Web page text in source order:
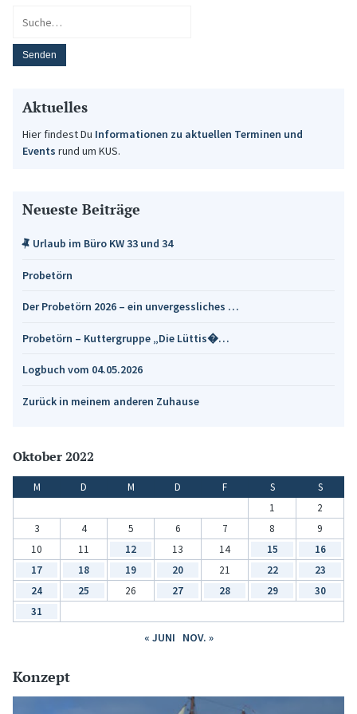
Aktuelles
Hier findest Du Informationen zu aktuellen Terminen und
Events rund um KUS.
Neueste Beiträge
Urlaub im Büro KW 33 und 34
Probetörn
Der Probetörn 2026 – ein unvergessliches …
Probetörn – Kuttergruppe „Die Lüttis�…
Logbuch vom 04.05.2026
Zurück in meinem anderen Zuhause
Oktober 2022
M D M D F S
S
1
2
3
4 5 6 7 8
9
10
11 12 13 14 15
16
17
18 19 20 21 22
23
24
25 26 27 28 29
30
31
« JUNI NOV. »
Konzept